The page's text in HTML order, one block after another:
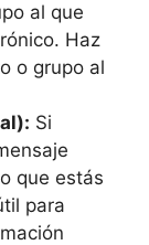
al que
Haz‍
‍o ⁤grupo‌ al
Si
que estás
para